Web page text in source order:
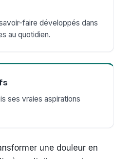
faire développés dans
au quotidien.
ses vraies aspirations
une douleur en